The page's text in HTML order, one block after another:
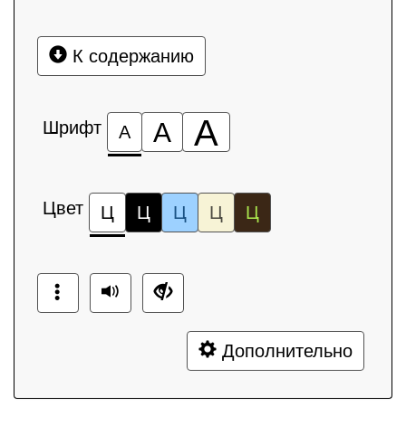
К содержанию
Шрифт А А А
Цвет Ц Ц Ц Ц Ц
Дополнительно